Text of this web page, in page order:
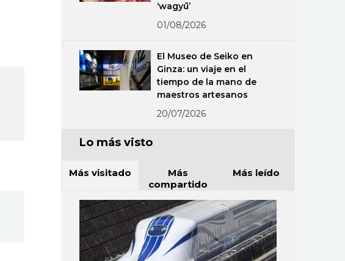
‘wagyū’
01/08/2026
El Museo de Seiko en
Ginza: un viaje en el
tiempo de la mano de
maestros artesanos
20/07/2026
Lo más visto
Más visitado
Más
compartido
Más leído